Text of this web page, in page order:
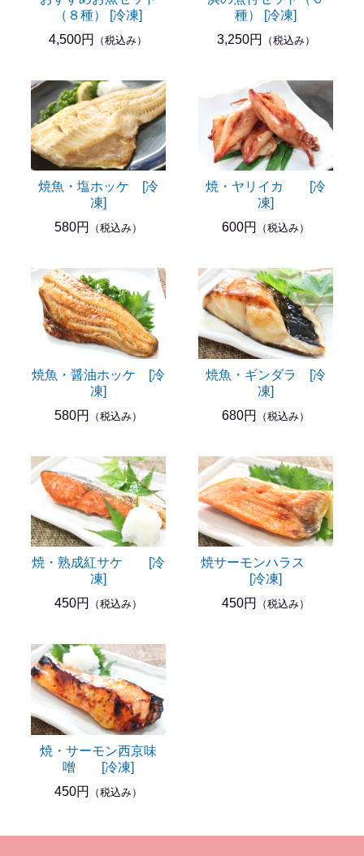
（８種） [冷凍]
4,500円
（税込み）
種） [冷凍]
3,250円
（税込み）
焼魚・塩ホッケ [冷
凍]
580円
（税込み）
焼・ヤリイカ [冷
凍]
600円
（税込み）
焼魚・醤油ホッケ [冷
凍]
580円
（税込み）
焼魚・ギンダラ [冷
凍]
680円
（税込み）
焼・熟成紅サケ [冷
凍]
450円
（税込み）
焼サーモンハラス
[冷凍]
450円
（税込み）
焼・サーモン西京味
噌 [冷凍]
450円
（税込み）